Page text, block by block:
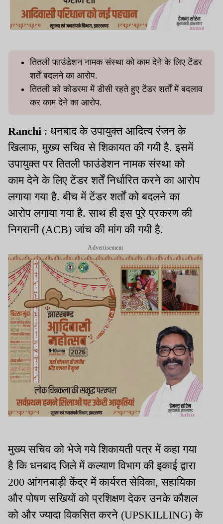
तितली फाउंडेशन नामक संस्था को काम देने के लिए टेंडर
शर्तें बदलने का आरोप.
तितली को कोडरमा में डीसी रहते हुए टेंडर शर्तों में बदलाव
कर काम देने का आरोप.
Ranchi : धनबाद के उपायुक्त आदित्य रंजन के
खिलाफ, मुख्य सचिव से शिकायत की गयी है. इसमें
उपायुक्त पर तितली फाउंडेशन नामक संस्था को
काम देने के लिए टेंडर शर्तें निर्धारित करने का आरोप
लगाया गया है. बीच में टेंडर शर्तों को बदलने का
आरोप लगाया गया है. साथ ही इस पूरे प्रकरण की
निगरानी (ACB) जांच की मांग की गयी है.
Advertisement
मुख्य सचिव को भेजे गये शिकायती पत्र में कहा गया
है कि धनबाद जिले में कल्याण विभाग की इकाई द्वारा
200 आंगनबाड़ी केंद्र में कार्यरत सेविका, सहायिका
और पोषण सखियों को प्रशिक्षण देकर उनके कौशल
को और ज्यादा विकसित करने (UPSKILLING) के